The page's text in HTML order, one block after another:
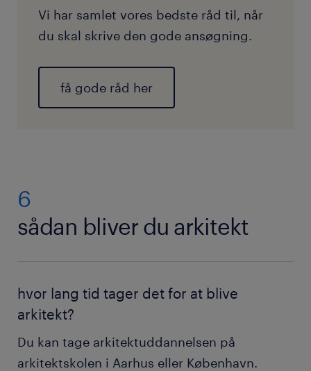
Vi har samlet vores bedste råd til, når
du skal skrive den gode ansøgning.
få gode råd her
6
sådan bliver du arkitekt
hvor lang tid tager det for at blive
arkitekt?
Du kan tage arkitektuddannelsen på
arkitektskolen i Aarhus eller København.